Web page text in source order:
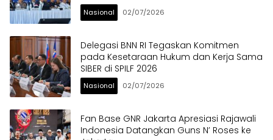
Anak Bangsa dari Ancaman Narkoba
Nasional 02/07/2026
Delegasi BNN RI Tegaskan Komitmen
pada Kesetaraan Hukum dan Kerja Sama
SIBER di SPILF 2026
Nasional 02/07/2026
Fan Base GNR Jakarta Apresiasi Rajawali
Indonesia Datangkan Guns N’ Roses ke